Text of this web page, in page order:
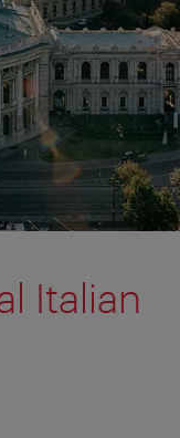
Italian